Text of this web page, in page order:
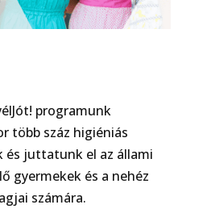
programunk
több száz higiéniás
juttatunk el az állami
gyermekek és a nehéz
számára.